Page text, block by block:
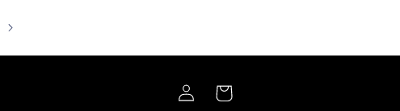
Por compras superiores a 60 mil, lleva tu
Iniciar
sesión
Carrito